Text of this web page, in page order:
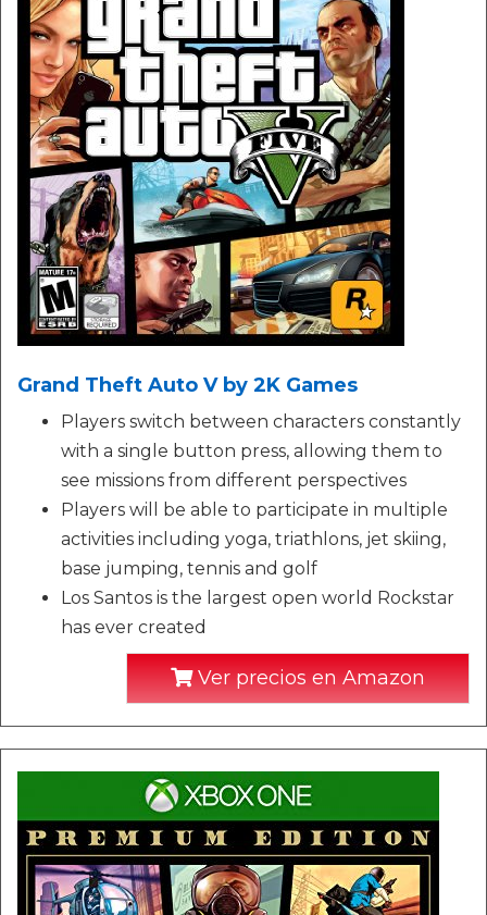
Grand Theft Auto V by 2K Games
Players switch between characters constantly
with a single button press, allowing them to
see missions from different perspectives
Players will be able to participate in multiple
activities including yoga, triathlons, jet skiing,
base jumping, tennis and golf
Los Santos is the largest open world Rockstar
has ever created
Ver precios en Amazon